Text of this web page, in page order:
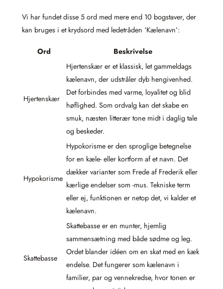
Vi har fundet disse 5 ord med mere end 10 bogstaver, der
kan bruges i et krydsord med ledetråden ‘Kælenavn’:
Ord Beskrivelse
Hjertenskær
Hjertenskær er et klassisk, let gammeldags
kælenavn, der udstråler dyb hengivenhed.
Det forbindes med varme, loyalitet og blid
høflighed. Som ordvalg kan det skabe en
smuk, næsten litterær tone midt i daglig tale
og beskeder.
Hypokorisme
Hypokorisme er den sproglige betegnelse
for en kæle- eller kortform af et navn. Det
dækker varianter som Frede af Frederik eller
kærlige endelser som -mus. Tekniske term
eller ej, funktionen er netop det, vi kalder et
kælenavn.
Skattebasse
Skattebasse er en munter, hjemlig
sammensætning med både sødme og leg.
Ordet blander idéen om en skat med en kæk
endelse. Det fungerer som kælenavn i
familier, par og vennekredse, hvor tonen er